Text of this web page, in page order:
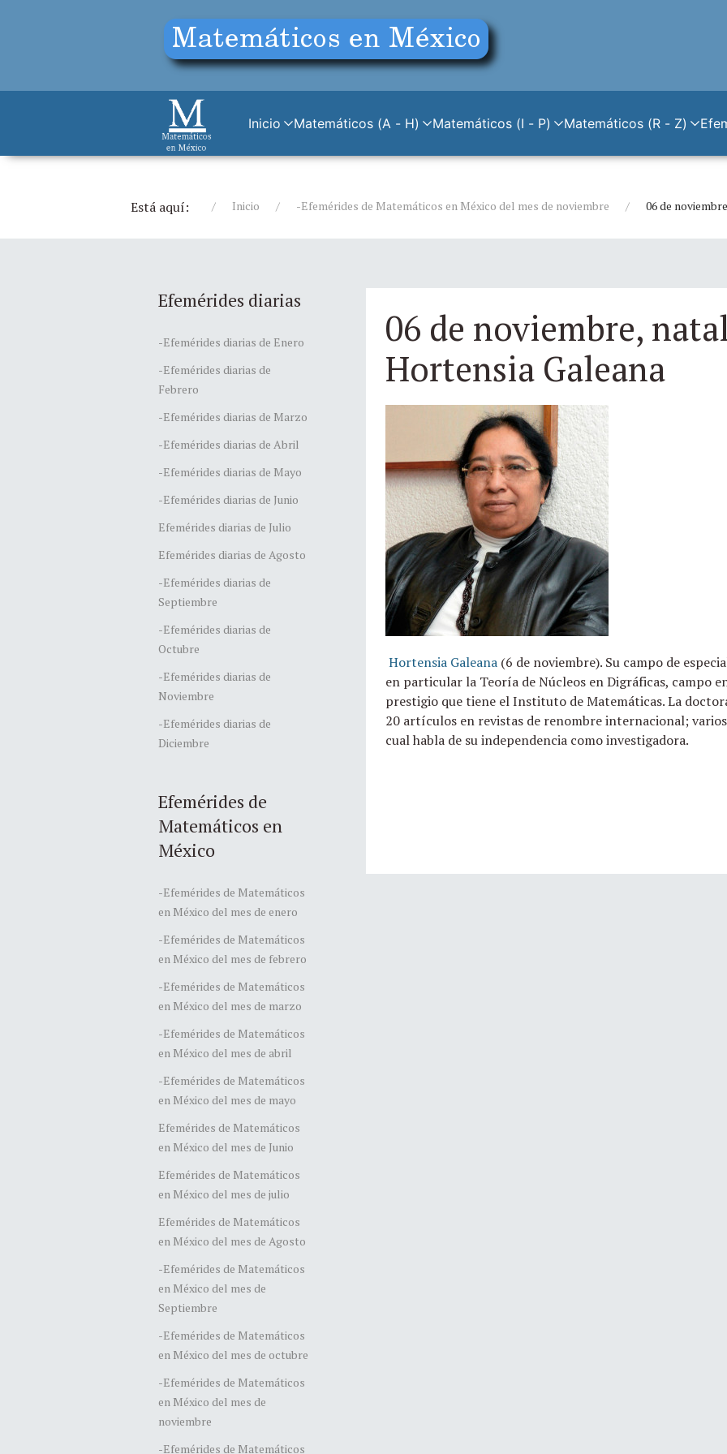
Inicio Matemáticos (A - H) Matemáticos (I - P) Matemáticos (R - Z)
Está aquí: Inicio -Efemérides de Matemáticos en México del mes de noviembre 06 de
Efemérides diarias
-Efemérides diarias de Enero
-Efemérides diarias de
Febrero
-Efemérides diarias de Marzo
-Efemérides diarias de Abril
-Efemérides diarias de Mayo
-Efemérides diarias de Junio
Efemérides diarias de Julio
Efemérides diarias de Agosto
-Efemérides diarias de
Septiembre
-Efemérides diarias de
Octubre
-Efemérides diarias de
Noviembre
-Efemérides diarias de
Diciembre
Efemérides de
Matemáticos en
México
-Efemérides de Matemáticos
en México del mes de enero
-Efemérides de Matemáticos
en México del mes de febrero
-Efemérides de Matemáticos
en México del mes de marzo
-Efemérides de Matemáticos
en México del mes de abril
-Efemérides de Matemáticos
en México del mes de mayo
Efemérides de Matemáticos
en México del mes de Junio
Efemérides de Matemáticos
en México del mes de julio
Efemérides de Matemáticos
en México del mes de Agosto
-Efemérides de Matemáticos
en México del mes de
Septiembre
-Efemérides de Matemáticos
en México del mes de octubre
-Efemérides de Matemáticos
en México del mes de
noviembre
-Efemérides de Matemáticos
06 de noviembre,
Hortensia Galeana
Hortensia Galeana(6 de noviembre). Su campo de
en particular la Teoría de Núcleos en Digráficas, campo
prestigio que tiene el Instituto de Matemáticas. La
20 artículos en revistas de renombre internacional;
cual habla de su independencia como investigadora.